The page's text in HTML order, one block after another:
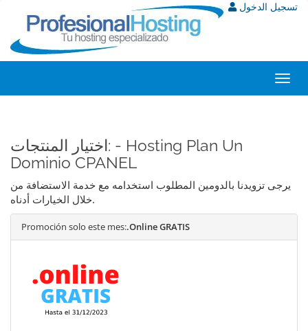
تسجيل الدخول
اختيار المنتجات: - Hosting Plan Un
Dominio CPANEL
يرجى تزويدنا بالدومين المطلوب استخدامه مع خدمة الاستضافة من
خلال الخيارات أدناه.
Promoción solo este mes:.Online GRATIS